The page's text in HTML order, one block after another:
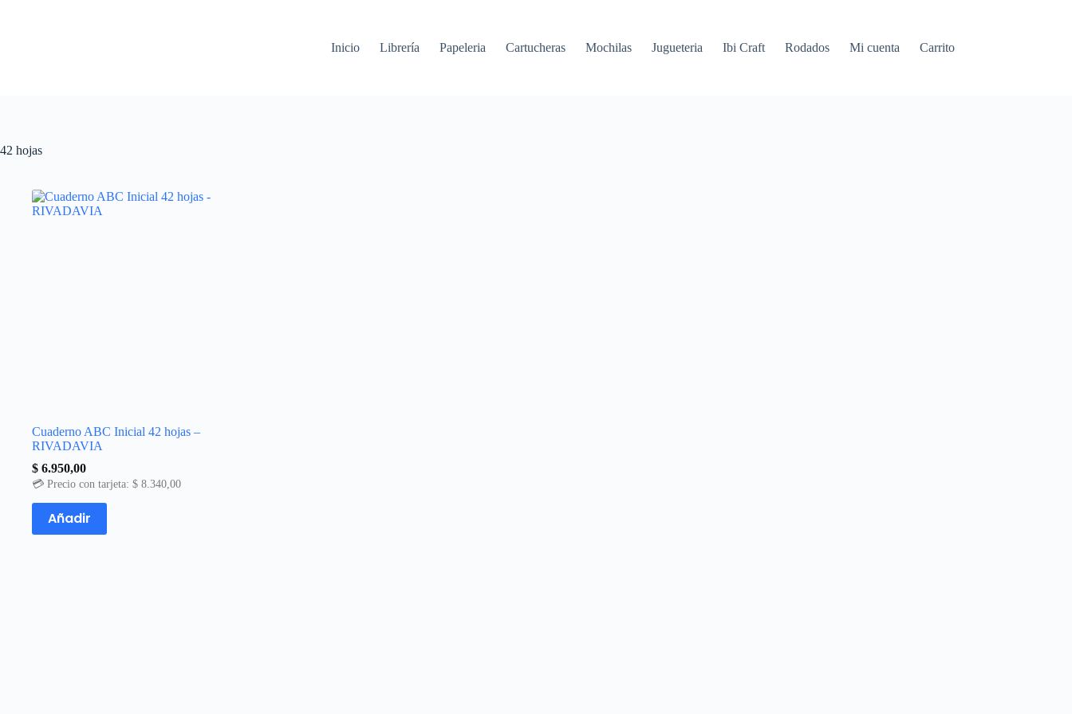
Inicio
Librería Papeleria Cartucheras Mochilas Jugueteria Ibi Craft Rodados Mi cuenta Carrito
42 hojas
Cuaderno ABC Inicial 42 hojas –
RIVADAVIA
$ 6.950,00
💳 Precio con tarjeta: $ 8.340,00
Añadir